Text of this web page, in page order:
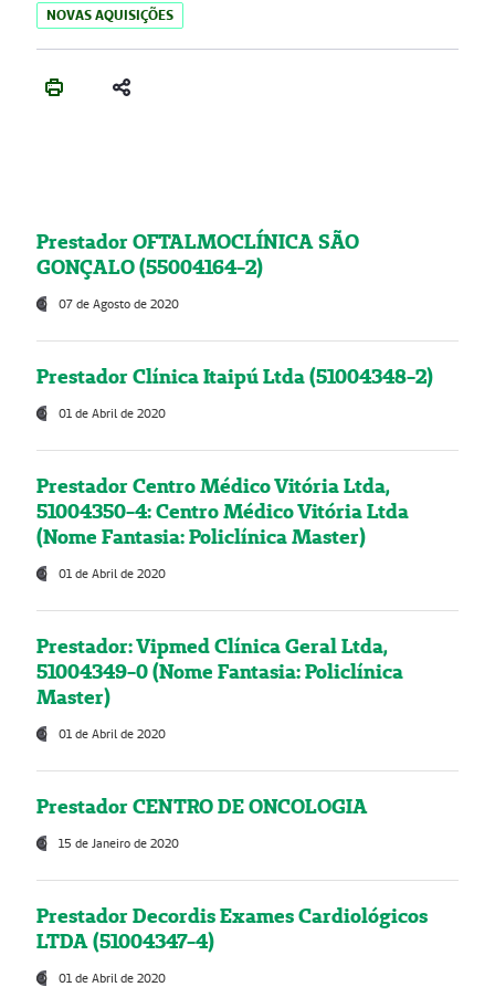
NOVAS AQUISIÇÕES
Prestador OFTALMOCLÍNICA SÃO
GONÇALO (55004164-2)
07 de Agosto de 2020
Prestador Clínica Itaipú Ltda (51004348-2)
01 de Abril de 2020
Prestador Centro Médico Vitória Ltda,
51004350-4: Centro Médico Vitória Ltda
(Nome Fantasia: Policlínica Master)
01 de Abril de 2020
Prestador: Vipmed Clínica Geral Ltda,
51004349-0 (Nome Fantasia: Policlínica
Master)
01 de Abril de 2020
Prestador CENTRO DE ONCOLOGIA
15 de Janeiro de 2020
Prestador Decordis Exames Cardiológicos
LTDA (51004347-4)
01 de Abril de 2020